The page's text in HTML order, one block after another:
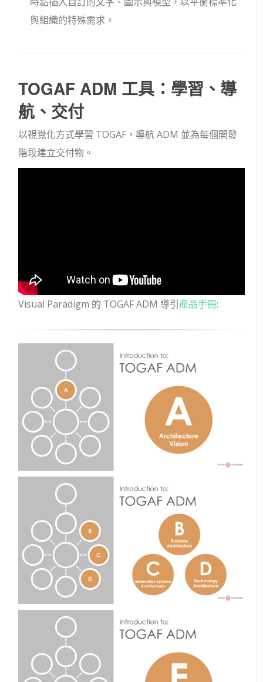
與組織的特殊需求。
TOGAF ADM 工具：學習、導
航、交付
以視覺化方式學習 TOGAF，導航 ADM 並為每個開發
階段建立交付物。
Visual Paradigm 的 TOGAF ADM 導引產品手冊: